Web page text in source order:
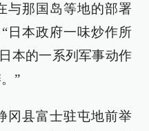
与那国岛等地的部署
日本政府一味炒作所
本的一系列军事动作
”
冈县富士驻屯地前举